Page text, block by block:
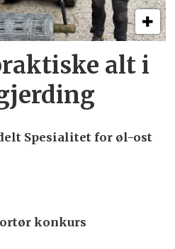
alt i
Spesialitet for øl-ost
konkurs